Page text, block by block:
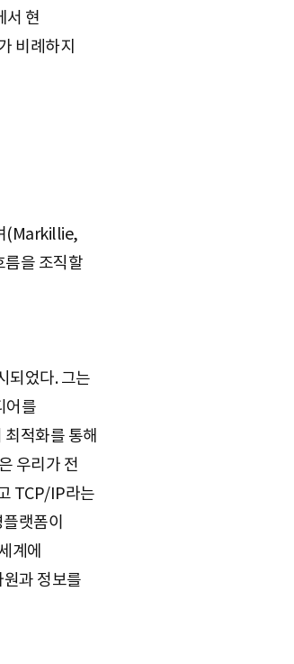
서 현
비례하지
(Markillie,
름을 조직할
되었다. 그는
어를
적화를 통해
우리가 전
TCP/IP라는
랫폼이
계에
과 정보를